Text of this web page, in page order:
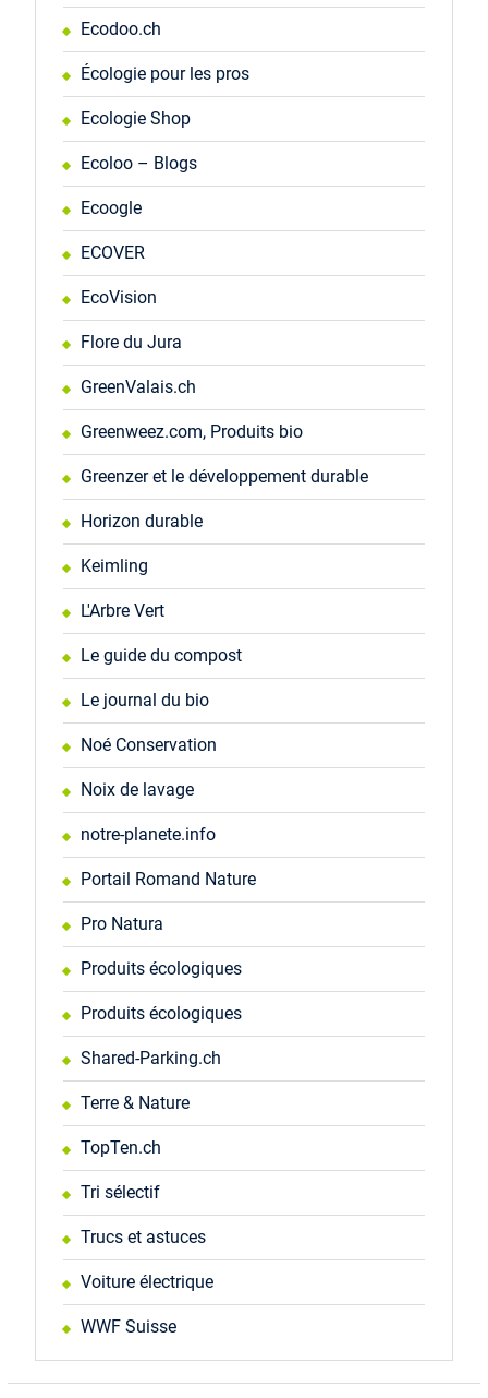
Ecodoo.ch
Écologie pour les pros
Ecologie Shop
Ecoloo – Blogs
Ecoogle
ECOVER
EcoVision
Flore du Jura
GreenValais.ch
Greenweez.com, Produits bio
Greenzer et le développement durable
Horizon durable
Keimling
L'Arbre Vert
Le guide du compost
Le journal du bio
Noé Conservation
Noix de lavage
notre-planete.info
Portail Romand Nature
Pro Natura
Produits écologiques
Produits écologiques
Shared-Parking.ch
Terre & Nature
TopTen.ch
Tri sélectif
Trucs et astuces
Voiture électrique
WWF Suisse